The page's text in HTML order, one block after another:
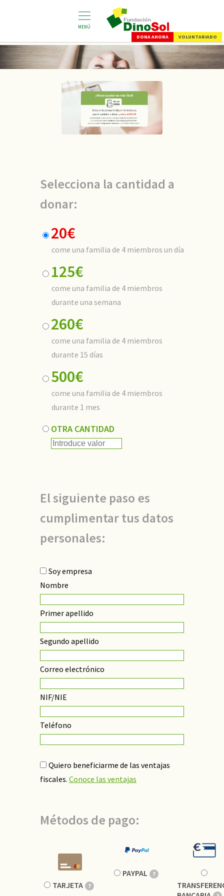
MENÚ
VOLUNTARIADO
DONA AHORA
Selecciona la cantidad a
donar:
Precio
20€
come una familia de 4 miembros un día
125€
come una familia de 4 miembros
durante una semana
260€
come una familia de 4 miembros
durante 15 días
500€
come una familia de 4 miembros
durante 1 mes
OTRA CANTIDAD
Introduce
El siguiente paso es
cumplimentar tus datos
personales:
Soy empresa
Nombre
Primer apellido
Segundo apellido
Correo electrónico
NIF/NIE
Teléfono
Quiero beneficiarme de las ventajas
fiscales. Conoce las ventajas
Métodos de pago:
pago
TARJETA ?
PAYPAL ?